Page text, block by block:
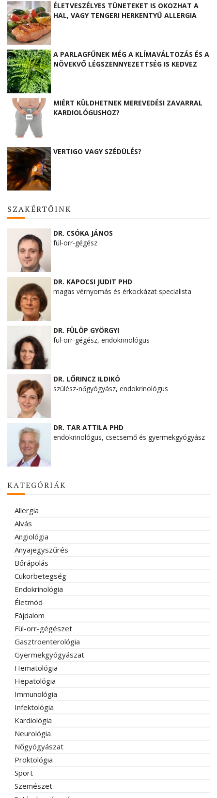
ÉLETVESZÉLYES TÜNETEKET IS OKOZHAT A
HAL, VAGY TENGERI HERKENTYŰ ALLERGIA
A PARLAGFŰNEK MÉG A KLÍMAVÁLTOZÁS ÉS A
NÖVEKVŐ LÉGSZENNYEZETTSÉG IS KEDVEZ
MIÉRT KÜLDHETNEK MEREVEDÉSI ZAVARRAL
KARDIOLÓGUSHOZ?
VERTIGO VAGY SZÉDÜLÉS?
SZAKÉRTŐINK
DR. CSÓKA JÁNOS
fül-orr-gégész
DR. KAPOCSI JUDIT PHD
magas vérnyomás és érkockázat specialista
DR. FÜLÖP GYÖRGYI
fül-orr-gégész, endokrinológus
DR. LŐRINCZ ILDIKÓ
szülész-nőgyógyász, endokrinológus
DR. TAR ATTILA PHD
endokrinológus, csecsemő és gyermekgyógyász
KATEGÓRIÁK
Allergia
Alvás
Angiológia
Anyajegyszűrés
Bőrápolás
Cukorbetegség
Endokrinológia
Életmód
Fájdalom
Fül-orr-gégészet
Gasztroenterológia
Gyermekgyógyászat
Hematológia
Hepatológia
Immunológia
Infektológia
Kardiológia
Neurológia
Nőgyógyászat
Proktológia
Sport
Szemészet